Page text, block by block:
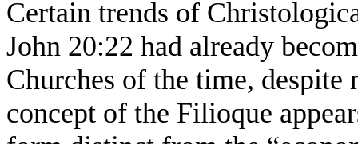
Certain trends of
John 20:22 had already
Churches of the time,
concept of the Filioque